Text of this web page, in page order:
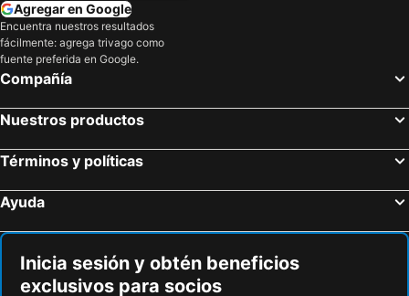
Agregar en Google
Encuentra nuestros resultados
fácilmente: agrega trivago como
fuente preferida en Google.
Compañía
Nuestros productos
Términos y políticas
Ayuda
Inicia sesión y obtén beneficios
exclusivos para socios